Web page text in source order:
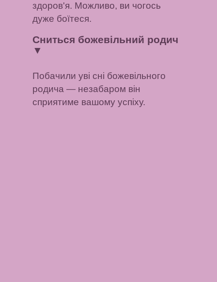
здоров'я. Можливо, ви чогось
дуже боїтеся.
Сниться божевільний родич
▼
Побачили уві сні божевільного
родича — незабаром він
сприятиме вашому успіху.